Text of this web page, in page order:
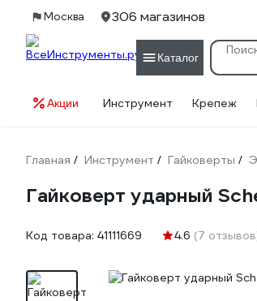
Москва 306 магазинов
Каталог
Акции Инструмент Крепеж
Главная / Инструмент / Гайковерты /
Гайковерт ударный
Код товара: 41111669 4.6 (7